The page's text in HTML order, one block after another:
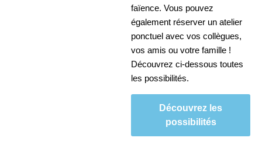
faïence. Vous pouvez
également réserver un atelier
ponctuel avec vos collègues,
vos amis ou votre famille !
Découvrez ci-dessous toutes
les possibilités.
Découvrez les
possibilités